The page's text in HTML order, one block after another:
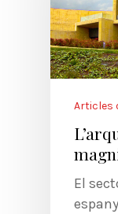
Articles
El